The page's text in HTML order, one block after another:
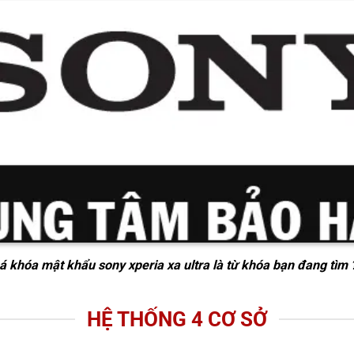
khóa mật khẩu sony xperia xa ultralà từ khóa bạn đang tìm
HỆ THỐNG 4 CƠ SỞ